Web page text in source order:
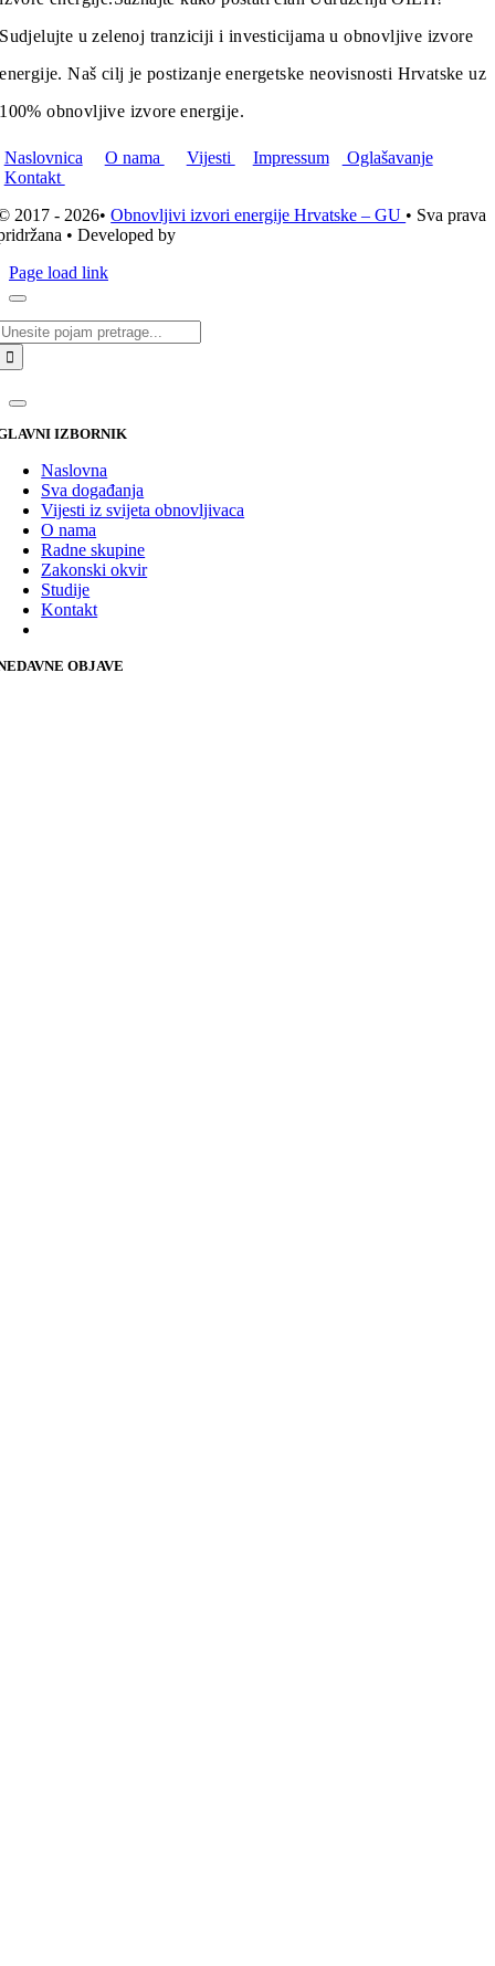
Sudjelujte u zelenoj tranziciji i investicijama u obnovljive izvore
energije. Naš cilj je postizanje energetske neovisnosti Hrvatske uz
100% obnovljive izvore energije.
Naslovnica O nama Vijesti Impressum
Oglašavanje
Kontakt
2017 - 2026•Obnovljivi izvori energije Hrvatske – GU • Sva prava
• Developed by
Page load link
IZBORNIK
Naslovna
Sva događanja
Vijesti iz svijeta obnovljivaca
O nama
Radne skupine
Zakonski okvir
Studije
Kontakt
OBJAVE